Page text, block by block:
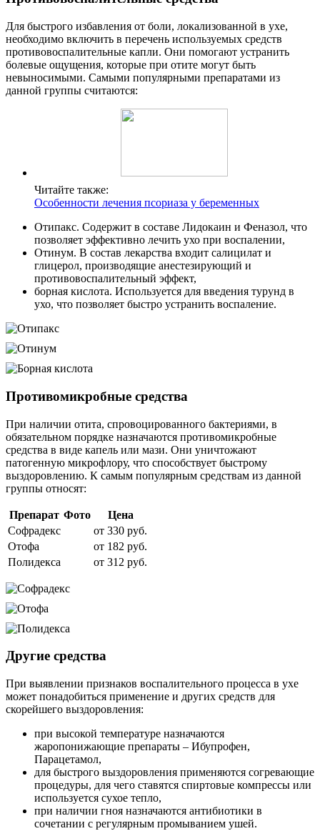
Для быстрого избавления от боли, локализованной в ухе,
необходимо включить в перечень используемых средств
противовоспалительные капли. Они помогают устранить
болевые ощущения, которые при отите могут быть
невыносимыми. Самыми популярными препаратами из
данной группы считаются:
Читайте также:
Особенности лечения псориаза у беременных
Отипакс. Содержит в составе Лидокаин и Феназол, что
позволяет эффективно лечить ухо при воспалении,
Отинум. В состав лекарства входит салицилат и
глицерол, производящие анестезирующий и
противовоспалительный эффект,
борная кислота. Используется для введения турунд в
ухо, что позволяет быстро устранить воспаление.
Противомикробные средства
При наличии отита, спровоцированного бактериями, в
обязательном порядке назначаются противомикробные
средства в виде капель или мази. Они уничтожают
патогенную микрофлору, что способствует быстрому
выздоровлению. К самым популярным средствам из данной
группы относят:
Препарат Фото
Цена
Софрадекс
от 330 руб.
Отофа
от 182 руб.
Полидекса
от 312 руб.
Другие средства
При выявлении признаков воспалительного процесса в ухе
может понадобиться применение и других средств для
скорейшего выздоровления:
при высокой температуре назначаются
жаропонижающие препараты – Ибупрофен,
Парацетамол,
для быстрого выздоровления применяются согревающие
процедуры, для чего ставятся спиртовые компрессы или
используется сухое тепло,
при наличии гноя назначаются антибиотики в
сочетании с регулярным промыванием ушей.